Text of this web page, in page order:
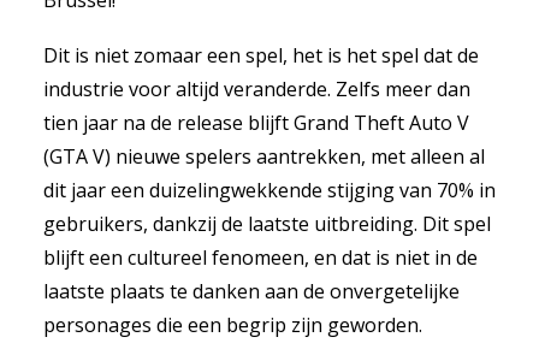
Dit is niet zomaar een spel, het is het spel dat de
industrie voor altijd veranderde. Zelfs meer dan
tien jaar na de release blijft Grand Theft Auto V
(GTA V) nieuwe spelers aantrekken, met alleen al
dit jaar een duizelingwekkende stijging van 70% in
gebruikers, dankzij de laatste uitbreiding. Dit spel
blijft een cultureel fenomeen, en dat is niet in de
laatste plaats te danken aan de onvergetelijke
personages die een begrip zijn geworden.